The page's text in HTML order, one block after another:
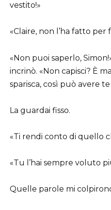
vestito!»
«Claire, non l’ha fatto per
«Non puoi saperlo,
incrinò. «Non capisci? È
sparisca, così può avere
La guardai fisso.
«Ti rendi conto di quello
«Tu l’hai sempre voluto
Quelle parole mi